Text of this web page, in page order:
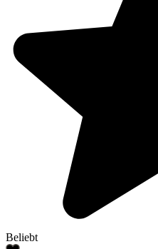
Beliebt